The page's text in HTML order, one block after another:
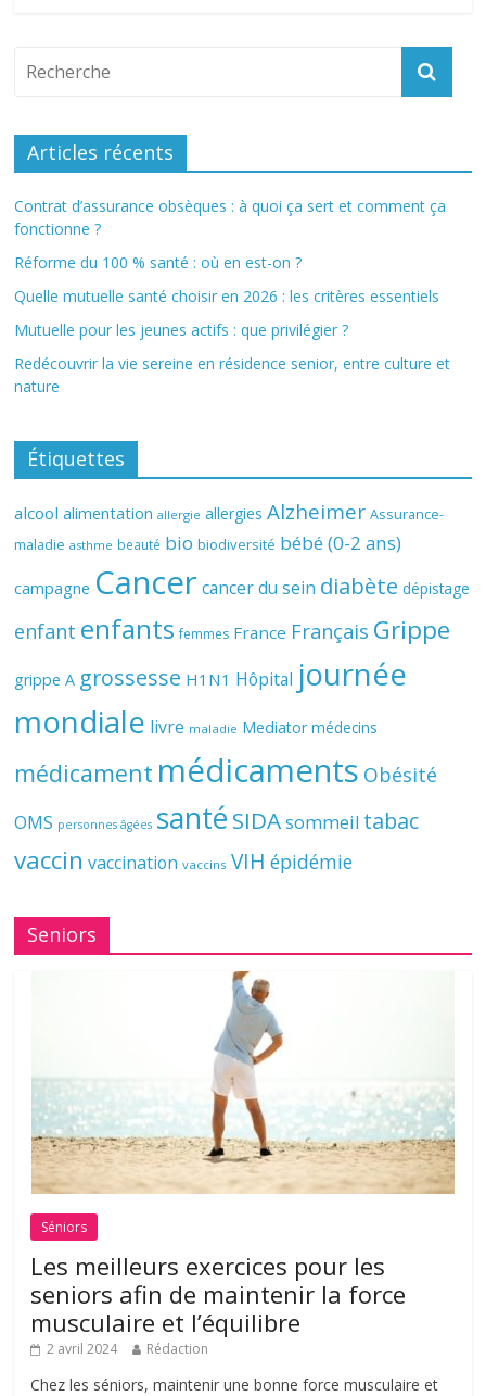
Articles récents
Contrat d’assurance obsèques : à quoi ça sert et comment ça
fonctionne ?
Réforme du 100 % santé : où en est-on ?
Quelle mutuelle santé choisir en 2026 : les critères essentiels
Mutuelle pour les jeunes actifs : que privilégier ?
Redécouvrir la vie sereine en résidence senior, entre culture et
nature
Étiquettes
alcool alimentation allergie allergies Alzheimer Assurance-
maladie asthme beauté bio biodiversité bébé (0-2 ans)
campagne Cancer cancer du sein diabète dépistage
enfant enfants femmes France Français Grippe
grippe A grossesse H1N1 Hôpital journée
mondiale livre maladie Mediator médecins
médicament médicaments Obésité
OMS personnes âgées santé SIDAsommeil tabac
vaccin vaccination vaccins VIH épidémie
Seniors
Séniors
Les meilleurs exercices pour les
seniors afin de maintenir la force
musculaire et l’équilibre
2 avril 2024 Rédaction
Chez les séniors, maintenir une bonne force musculaire et